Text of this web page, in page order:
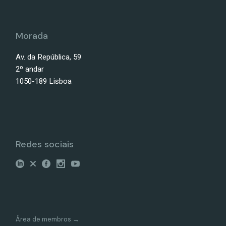
Morada
Av. da República, 59
2º andar
1050-189 Lisboa
Redes sociais
Área de membros →